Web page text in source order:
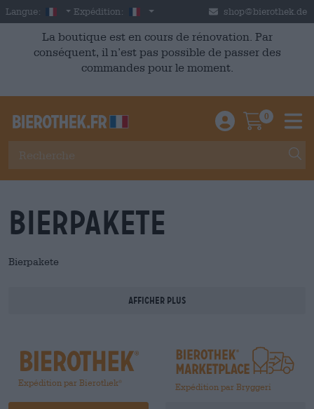
Skip to main content
Langue: French
Expédition: France shop@bierothek.de
La boutique est en cours de rénovation. Par
conséquent, il n’est pas possible de passer des
commandes pour le moment.
Einloggen /
0
Bierpakete
Bierpakete
Afficher plus
Expédition par Bierothek®
Expédition par Bryggeri